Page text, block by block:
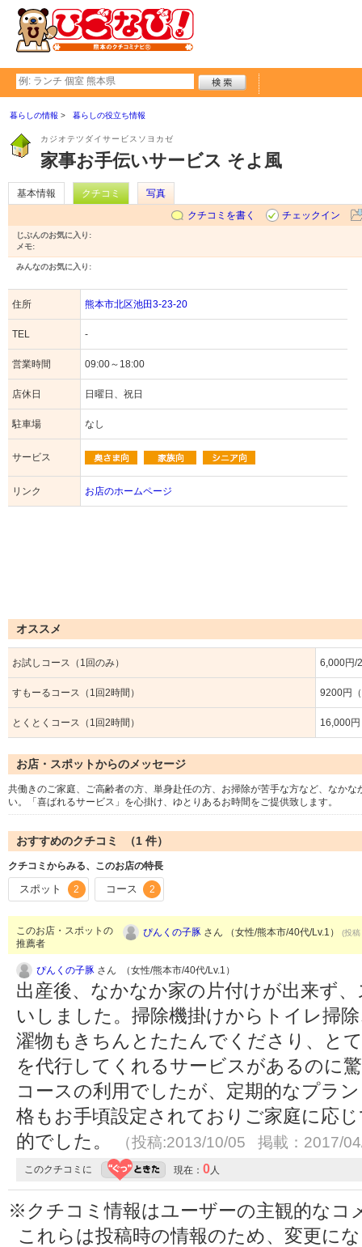
暮らしの情報 暮らしの役立ち情報
カジオテツダイサービスソヨカゼ
家事お手伝いサービス そよ風
基本情報 クチコミ
写真
クチコミを書く
チェックイン
じぶんのお気に入り:
メモ:
みんなのお気に入り:
住所 熊本市北区池田3-23-20
TEL -
営業時間 09:00～18:00
店休日 日曜日、祝日
駐車場 なし
サービス
リンク お店のホームページ
オススメ
お試しコース（1回のみ） 6,000円/
すもーるコース（1回2時間） 9200円
とくとくコース（1回2時間） 16,000
お店・スポットからのメッセージ
共働きのご家庭、ご高齢者の方、単身赴任の方、お掃除が苦手な方など、なか
い。「喜ばれるサービス」を心掛け、ゆとりあるお時間をご提供致します。
おすすめのクチコミ （1 件）
クチコミからみる、このお店の特長
スポット 2 コース 2
このお店・スポットの
推薦者
ぴんくの子豚 さん （女性/熊本市/40代/Lv.1） (投
ぴんくの子豚 さん （女性/熊本市/40代/Lv.1）
出産後、なかなか家の片付けが出来ず
いしました。掃除機掛けからトイレ掃
濯物もきちんとたたんでくださり、と
を代行してくれるサービスがあるのに
コースの利用でしたが、定期的なプラ
格もお手頃設定されておりご家庭に応
的でした。
（投稿:2013/10/05 掲載：2017/
このクチコミに 現在： 0 人
※クチコミ情報はユーザーの主観的なコ
これらは投稿時の情報のため、変更に